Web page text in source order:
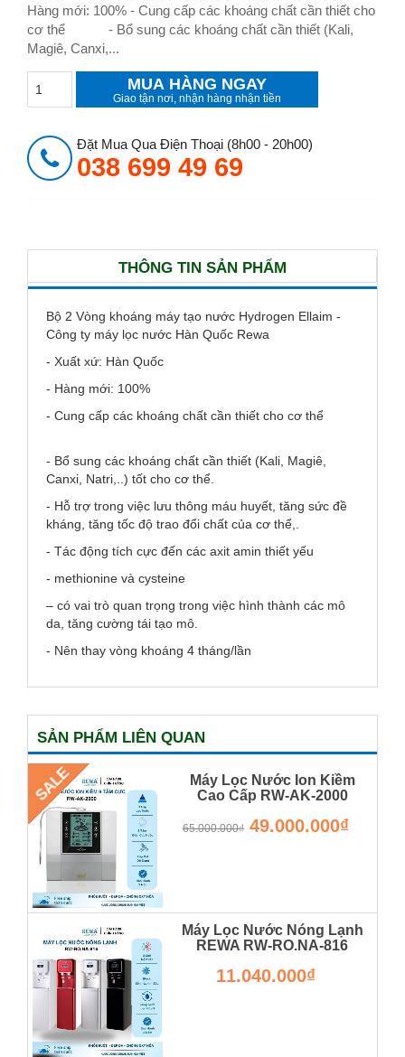
Hàng mới: 100% - Cung cấp các khoáng chất cần thiết cho
cơ thể - Bổ sung các khoáng chất cần thiết (Kali,
Magiê, Canxi,...
MUA HÀNG NGAY
Giao tận nơi, nhận hàng nhận tiền
Đặt Mua Qua Điện Thoại (8h00 - 20h00)
038 699 49 69
THÔNG TIN SẢN PHẨM
Bộ 2 Vòng khoáng máy tạo nước Hydrogen Ellaim -
Công ty máy lọc nước Hàn Quốc Rewa
- Xuất xứ: Hàn Quốc
- Hàng mới: 100%
- Cung cấp các khoáng chất cần thiết cho cơ thể
- Bổ sung các khoáng chất cần thiết (Kali, Magiê,
Canxi, Natri,..) tốt cho cơ thể.
- Hỗ trợ trong việc lưu thông máu huyết, tăng sức đề
kháng, tăng tốc độ trao đổi chất của cơ thể,.
- Tác động tích cực đến các axit amin thiết yếu
- methionine và cysteine
– có vai trò quan trọng trong việc hình thành các mô
da, tăng cường tái tạo mô.
- Nên thay vòng khoáng 4 tháng/lần
SẢN PHẨM LIÊN QUAN
SALE
Máy Lọc Nước Ion Kiềm
Cao Cấp RW-AK-2000
65.000.000₫ 49.000.000₫
Máy Lọc Nước Nóng Lạnh
REWA RW-RO.NA-816
RW-RO.NA-820
11.040.000₫